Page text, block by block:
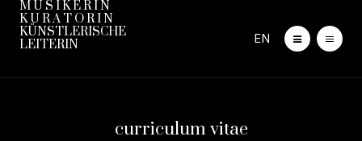
M U S I K E R I N
K U R A T O R I N
KÜNSTLERISCHE
LEITERIN
EN
curriculum vitae